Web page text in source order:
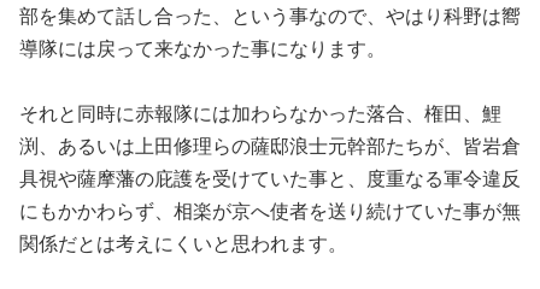
部を集めて話し合った、という事なので、やはり科野は嚮
導隊には戻って来なかった事になります。
それと同時に赤報隊には加わらなかった落合、権田、鯉
渕、あるいは上田修理らの薩邸浪士元幹部たちが、皆岩倉
具視や薩摩藩の庇護を受けていた事と、度重なる軍令違反
にもかかわらず、相楽が京へ使者を送り続けていた事が無
関係だとは考えにくいと思われます。